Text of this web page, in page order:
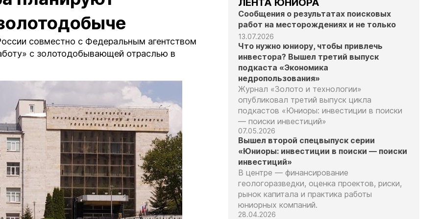
совместно с Федеральным агентством
с золотодобывающей отраслью в
ЛЕНТА ЮНИОРА
Сообщения о результатах поисковых
работ на месторождениях и не только
13.07.2026
Что нужно юниору, чтобы привлечь
инвестора? Вышел третий выпуск
подкаста «Экономика
недропользования»
Журнал «Золото и технологии»
опубликовал третий выпуск цикла
подкастов «Юниоры: инвестиции в поиски
— поиски инвестиций»
07.05.2026
Вышел второй спецвыпуск серии
«Юниоры: инвестиции в поиски — поиски
инвестиций»
В центре — финансирование
геологоразведки, оценка проектов, риски,
рынок капитала и практика работы
юниорных компаний.
28.04.2026